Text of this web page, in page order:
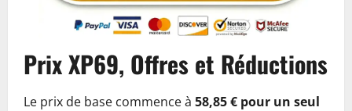
Prix XP69, Offres et Réductions
Le prix de base commence à 58,85 € pour un seul